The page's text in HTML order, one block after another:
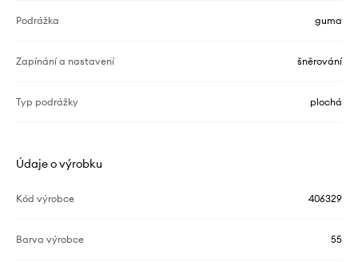
Podrážka guma
Zapínání a nastavení šněrování
Typ podrážky plochá
Údaje o výrobku
Kód výrobce 406329
Barva výrobce 55